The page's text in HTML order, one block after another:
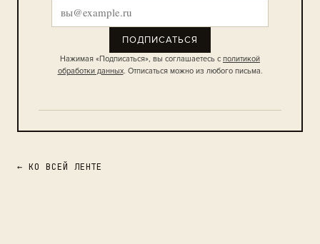
ПОДПИСАТЬСЯ
Нажимая «Подписаться», вы соглашаетесь с политикой
обработки данных. Отписаться можно из любого письма.
← КО ВСЕЙ ЛЕНТЕ